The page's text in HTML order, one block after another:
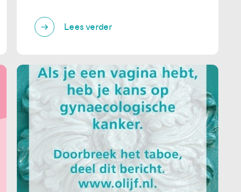
Lees verder